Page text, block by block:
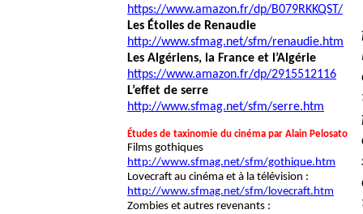
https://www.amazon.fr/dp/B079RKKQST/
Les Étoiles de Renaudie
http://www.sfmag.net/sfm/renaudie.htm
Les Algériens, la France et l’Algérie
https://www.amazon.fr/dp/2915512116
L’effet de serre
http://www.sfmag.net/sfm/serre.htm
Études de taxinomie du cinéma par Alain Pelosato
Films gothiques
http://www.sfmag.net/sfm/gothique.htm
Lovecraft au cinéma et à la télévision :
http://www.sfmag.net/sfm/lovecraft.htm
Zombies et autres revenants :